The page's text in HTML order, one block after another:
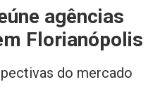
agências
Florianópolis
do mercado